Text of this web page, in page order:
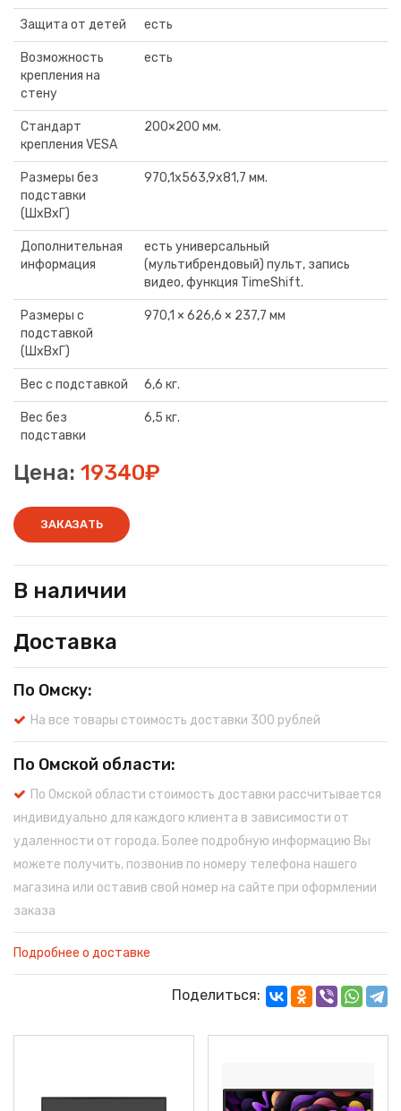
Защита от детей есть
Возможность
крепления на
стену
есть
Стандарт
крепления VESA
200×200 мм.
Размеры без
подставки
(ШxВxГ)
970,1x563,9x81,7 мм.
Дополнительная
информация
есть универсальный
(мультибрендовый) пульт, запись
видео, функция TimeShift.
Размеры с
подставкой
(ШxВxГ)
970,1 × 626,6 × 237,7 мм
Вес с подставкой 6,6 кг.
Вес без
подставки
6,5 кг.
Цена: 19340₽
ЗАКАЗАТЬ
В наличии
Доставка
По Омску:
На все товары стоимость доставки 300 рублей
По Омской области:
По Омской области стоимость доставки рассчитывается
индивидуально для каждого клиента в зависимости от
удаленности от города. Более подробную информацию Вы
можете получить, позвонив по номеру телефона нашего
магазина или оставив свой номер на сайте при оформлении
заказа
Подробнее о доставке
Поделиться: